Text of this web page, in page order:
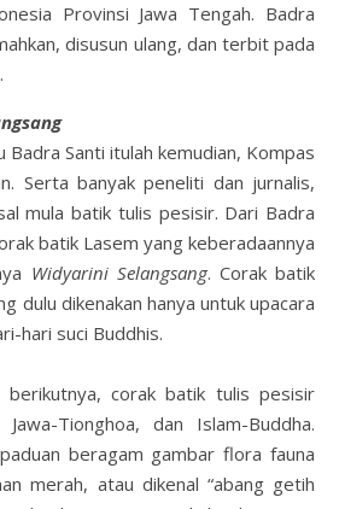
Provinsi Jawa Tengah. Badra
disusun ulang, dan terbit pada
Badra Santi itulah kemudian, Kompas
Serta banyak peneliti dan jurnalis,
mula batik tulis pesisir. Dari Badra
batik Lasem yang keberadaannya
Widyarini Selangsang. Corak batik
dulu dikenakan hanya untuk upacara
hari suci Buddhis.
berikutnya, corak batik tulis pesisir
Tionghoa, dan Islam-Buddha.
beragam gambar flora fauna
merah, atau dikenal “abang getih